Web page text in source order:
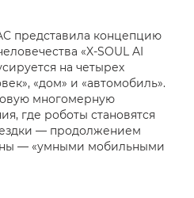
представила концепцию
«X-SOUL AI
на четырех
«дом» и «автомобиль».
многомерную
где роботы становятся
— продолжением
— «умными мобильными